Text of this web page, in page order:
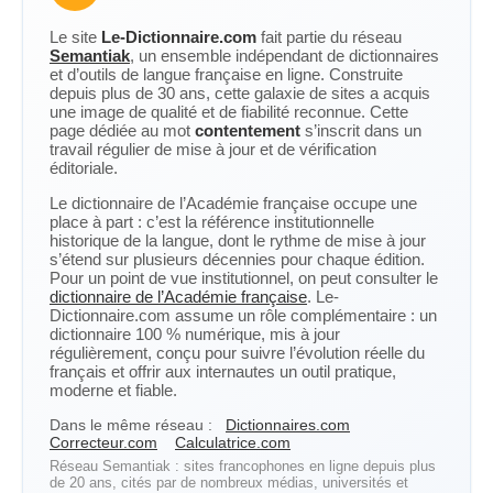
Le site Le-Dictionnaire.com fait partie du réseau
Semantiak, un ensemble indépendant de dictionnaires
et d’outils de langue française en ligne. Construite
depuis plus de 30 ans, cette galaxie de sites a acquis
une image de qualité et de fiabilité reconnue. Cette
page dédiée au mot contentement s’inscrit dans un
travail régulier de mise à jour et de vérification
éditoriale.
Le dictionnaire de l’Académie française occupe une
place à part : c’est la référence institutionnelle
historique de la langue, dont le rythme de mise à jour
s’étend sur plusieurs décennies pour chaque édition.
Pour un point de vue institutionnel, on peut consulter le
dictionnaire de l’Académie française. Le-
Dictionnaire.com assume un rôle complémentaire : un
dictionnaire 100 % numérique, mis à jour
régulièrement, conçu pour suivre l’évolution réelle du
français et offrir aux internautes un outil pratique,
moderne et fiable.
Dans le même réseau :
Dictionnaires.com
Correcteur.com
Calculatrice.com
Réseau Semantiak : sites francophones en ligne depuis plus
de 20 ans, cités par de nombreux médias, universités et